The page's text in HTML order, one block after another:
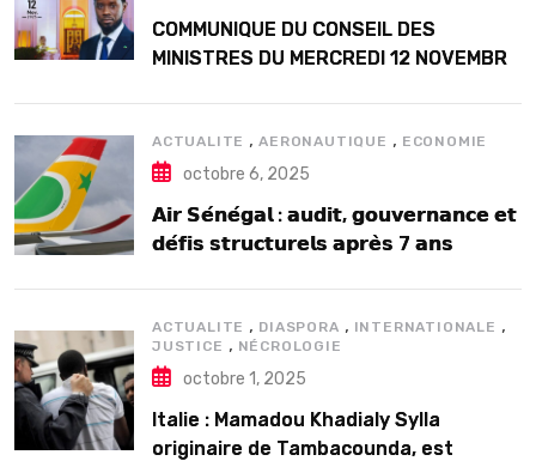
COMMUNIQUE DU CONSEIL DES
MINISTRES DU MERCREDI 12 NOVEMBRE
ACTUALITE ,AERONAUTIQUE , ECONOMIE
octobre 6, 2025
𝗔𝗶𝗿 𝗦𝗲́𝗻𝗲́𝗴𝗮𝗹 : 𝗮𝘂𝗱𝗶𝘁, 𝗴𝗼𝘂𝘃𝗲𝗿𝗻𝗮𝗻𝗰𝗲 𝗲𝘁
𝗱𝗲́𝗳𝗶𝘀 𝘀𝘁𝗿𝘂𝗰𝘁𝘂𝗿𝗲𝗹𝘀 𝗮𝗽𝗿𝗲̀𝘀 7 𝗮𝗻𝘀
ACTUALITE , DIASPORA , INTERNATIONALE ,
JUSTICE , NÉCROLOGIE
octobre 1, 2025
Italie : Mamadou Khadialy Sylla
originaire de Tambacounda, est